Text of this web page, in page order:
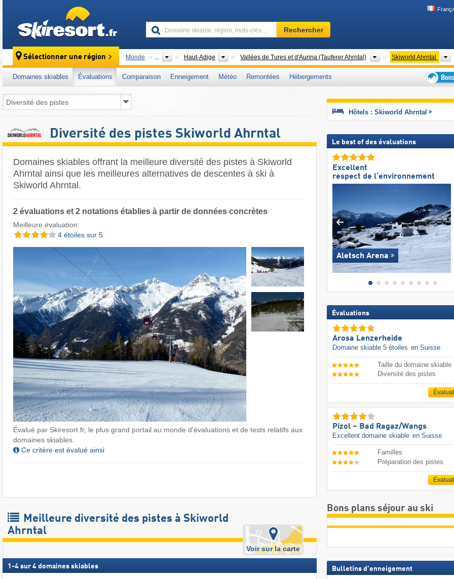
Domaine
skiable,
mots-
clés…
Rechercher
Sélectionner une région Monde ... Haut-Adige Régions touristiques
Vallées de Tures et d'Aurina (Tauferer Ahrntal) Régions touristiques
Skiworld Ahrntal
Domaines skiables Évaluations Comparaison Enneigement Météo Remontées
Hébergements
plans
séjour
Diversité des pistes Skiworld Ahrntal
Domaines skiables offrant la meilleure diversité des pistes à Skiworld
Ahrntal ainsi que les meilleures alternatives de descentes à ski à
Skiworld Ahrntal.
2 évaluations et 2 notations établies à partir de données concrètes
Meilleure évaluation:
4 étoiles sur 5
Évalué par Skiresort.fr, le plus grand portail au monde d'évaluations et de tests relatifs aux
domaines skiables.
Ce critère est évalué ainsi
Meilleure diversité des pistes à Skiworld
Ahrntal
Voir sur la carte
1 -4 sur4 domaines skiables
Hôtels : Skiworld Ahrntal
Le best of des évaluations
Excellent
respect de l‘environnement
Aletsch Arena
Évaluations
Arosa Lenzerheide
Domaine skiable 5 étoiles en Suisse
Taille du domaine skiable
Diversité des pistes
Pizol – Bad Ragaz/​Wangs
Excellent domaine skiable en Suisse
Familles
Préparation des pistes
Bons plans séjour au ski
Bulletins d'enneigement